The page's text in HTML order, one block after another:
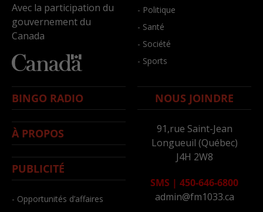
Avec la participation du
gouvernement du
Canada
- Politique
- Santé
- Société
- Sports
BINGO RADIO
À PROPOS
PUBLICITÉ
- Opportunités d’affaires
NOUS JOINDRE
91,rue Saint-Jean
Longueuil (Québec)
J4H 2W8
SMS | 450-646-6800
admin@fm1033.ca